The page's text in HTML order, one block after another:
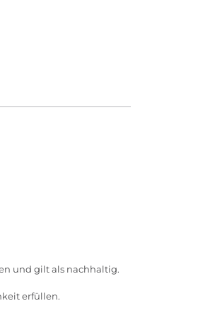
und gilt als nachhaltig.
erfüllen.